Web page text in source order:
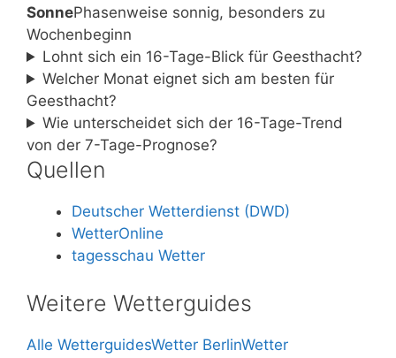
SonnePhasenweise sonnig, besonders zu
Wochenbeginn
Lohnt sich ein 16-Tage-Blick für Geesthacht?
Welcher Monat eignet sich am besten für
Geesthacht?
Wie unterscheidet sich der 16-Tage-Trend
von der 7-Tage-Prognose?
Quellen
Deutscher Wetterdienst (DWD)
WetterOnline
tagesschau Wetter
Weitere Wetterguides
Alle WetterguidesWetter BerlinWetter